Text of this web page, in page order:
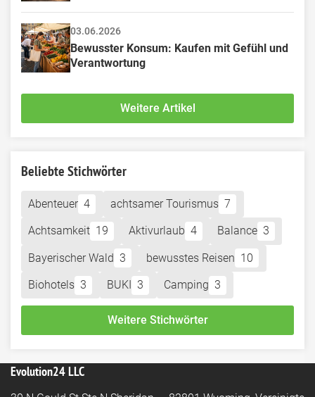
03.06.2026
Bewusster Konsum: Kaufen mit Gefühl und
Verantwortung
Weitere Artikel
Beliebte Stichwörter
Abenteuer 4 achtsamer Tourismus 7
Achtsamkeit 19 Aktivurlaub 4 Balance 3
Bayerischer Wald 3 bewusstes Reisen 10
Biohotels 3 BUKI 3 Camping 3
Weitere Stichwörter
Evolution24 LLC